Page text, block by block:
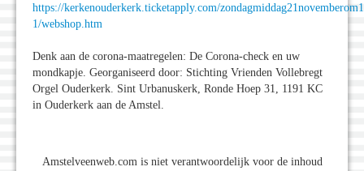
https://kerkenouderkerk.ticketapply.com/
1/webshop.htm
Denk aan de corona-maatregelen: De Corona-check en uw
mondkapje. Georganiseerd door: Stichting Vrienden Vollebregt
Orgel Ouderkerk. Sint Urbanuskerk, Ronde Hoep 31, 1191 KC
in Ouderkerk aan de Amstel.
Amstelveenweb.com is niet verantwoordelijk voor de inhoud